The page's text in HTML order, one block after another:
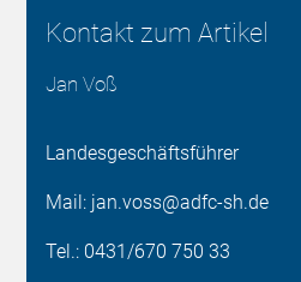
Kontakt zum Artikel
Jan Voß
Landesgeschäftsführer
Mail: jan.voss@adfc-sh.de
Tel.: 0431/670 750 33